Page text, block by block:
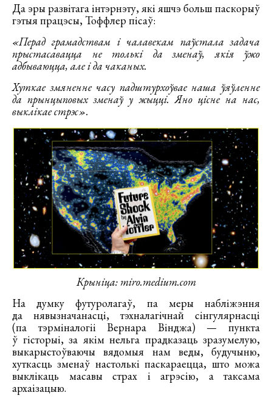
Да эры развітага інтэрнэту, які яшчэ больш паскорыў
гэтыя працэсы, Тоффлер пісаў:
«Перад грамадствам і чалавекам паўстала задача
прыстасавацца не толькі да зменаў, якія ўжо
адбываюцца, але і да чаканых.
Хуткае змяненне часу падштурхоўвае наша ўяўленне
да прынцыповых зменаў у жыцці. Яно цісне на нас,
выклікае стрэс».
Крыніца: miro.medium.com
На думку футуролагаў, па меры набліжэння
да нявызначанасці, тэхналагічнай сінгулярнасці
(па тэрміналогіі Вернара Вінджа) — пункта
ў гісторыі, за якім нельга прадказаць зразумелую,
выкарыстоўваючы вядомыя нам веды, будучыню,
хуткасць зменаў настолькі паскараецца, што можа
выклікаць масавы страх і агрэсію, а таксама
архаізацыю.